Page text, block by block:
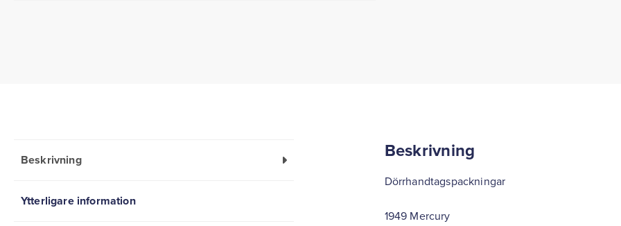
Beskrivning
Ytterligare information
Beskrivning
Dörrhandtagspackningar
1949 Mercury